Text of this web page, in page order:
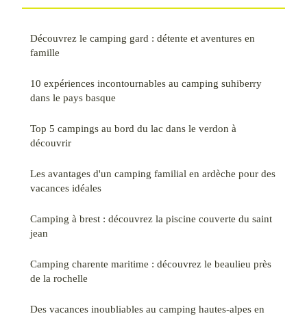
Découvrez le camping gard : détente et aventures en
famille
10 expériences incontournables au camping suhiberry
dans le pays basque
Top 5 campings au bord du lac dans le verdon à
découvrir
Les avantages d'un camping familial en ardèche pour des
vacances idéales
Camping à brest : découvrez la piscine couverte du saint
jean
Camping charente maritime : découvrez le beaulieu près
de la rochelle
Des vacances inoubliables au camping hautes-alpes en